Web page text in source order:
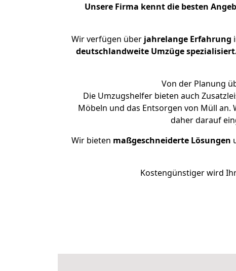
Unsere Firma kennt die besten
Wir verfügen über jahrelange Erfahrung
deutschlandweite Umzüge
Von der Planung
Die Umzugshelfer bieten auch
Möbeln und das Entsorgen von Müll
daher darauf
Wir bieten maßgeschneiderte Lösungen
Kostengünstiger wird